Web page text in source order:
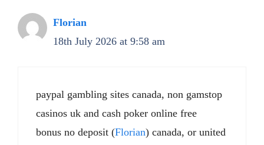
Florian
18th July 2026 at 9:58 am
paypal gambling sites canada, non gamstop
casinos uk and cash poker online free
bonus no deposit (Florian) canada, or united